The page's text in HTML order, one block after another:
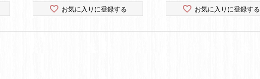
お気に入りに登録する お気に入りに登録する